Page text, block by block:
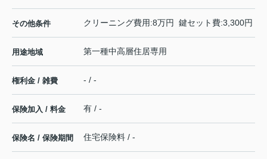
その他条件 クリーニング費用:8万円 鍵セット費:3,300円
用途地域 第一種中高層住居専用
権利金 / 雑費 - / -
保険加入 / 料金 有 / -
保険名 / 保険期間 住宅保険料 / -